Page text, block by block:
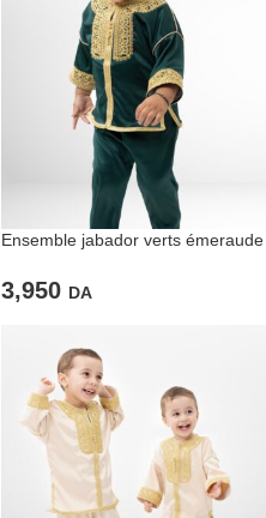
Ensemble jabador verts émeraude
3,950 DA